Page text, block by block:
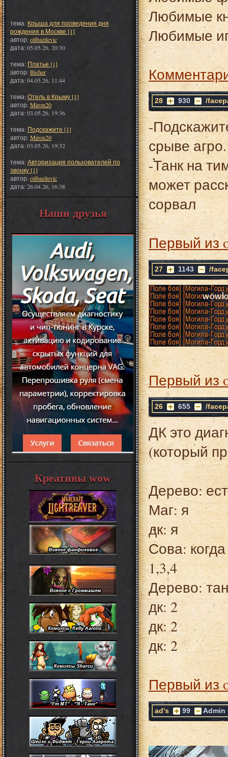
тема: Крыша для проведения дня
рождения в Москве [1]
автор:olibazilevic
дата: 05.05.26, 20:30
тема: Платье [1]
автор:Bisher
дата: 04.05.26, 11:44
тема:Отель в Крыму [1]
автор:Miron20
дата: 03.05.26, 19:36
тема: Подскажите [1]
автор:Miron20
дата: 03.05.26, 19:32
тема:Авторизация пользователей по
звонку [1]
автор:olibazilevic
дата: 26.04.26, 16:38
Наши друзья
Креативы wow
Любимые
Любимые
28 930 /
-
срыве
-Танк на
может
сорвал
Первый из
27 1143 /
Первый из
26 655 /
ДК это
(который
Дерево:
Маг: я
дк: я
Сова:
1,3,4
Дерево:
дк: 2
дк: 2
дк: 2
Первый из
ad's 99 Admin